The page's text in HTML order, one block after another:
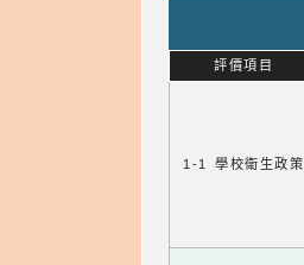
評價項目
1-1 學校衛生政策